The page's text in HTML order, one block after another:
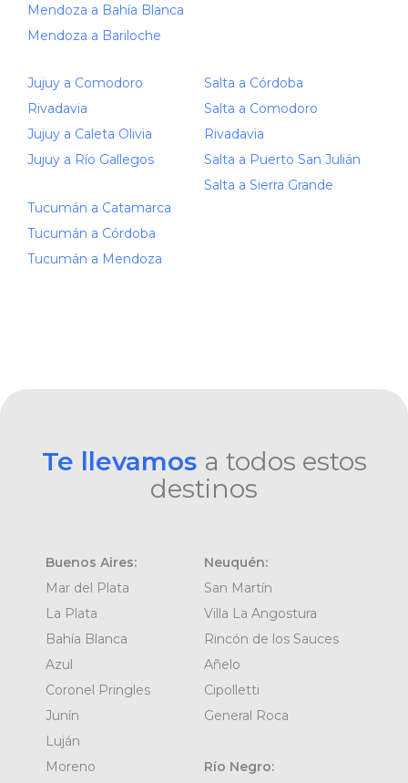
Mendoza a Bahía Blanca
Mendoza a Bariloche
Jujuy a Comodoro
Rivadavia
Jujuy a Caleta Olivia
Jujuy a Río Gallegos
Tucumán a Catamarca
Tucumán a Córdoba
Tucumán a Mendoza
Salta a Córdoba
Salta a Comodoro
Rivadavia
Salta a Puerto San Julián
Salta a Sierra Grande
Te llevamos a todos estos
destinos
Buenos Aires:
Mar del Plata
La Plata
Bahía Blanca
Azul
Coronel Pringles
Junín
Luján
Moreno
Neuquén:
San Martín
Villa La Angostura
Rincón de los Sauces
Añelo
Cipolletti
General Roca
Río Negro: